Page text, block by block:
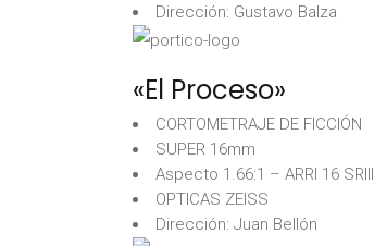
Dirección: Gustavo Balza
«El Proceso»
CORTOMETRAJE DE FICCIÓN
SUPER 16mm
Aspecto 1.66:1 – ARRI 16 SRIII
OPTICAS ZEISS
Dirección: Juan Bellón